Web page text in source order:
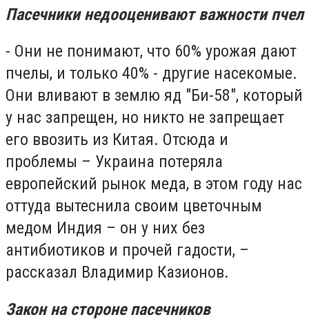
Пасечники недооценивают важности пчел
- Они не понимают, что 60% урожая дают
пчелы, и только 40% - другие насекомые.
Они вливают в землю яд "Би-58", который
у нас запрещен, но никто не запрещает
его ввозить из Китая. Отсюда и
проблемы – Украина потеряла
европейский рынок меда, в этом году нас
оттуда вытеснила своим цветочным
медом Индия – он у них без
антибиотиков и прочей гадости, –
рассказал Владимир Казионов.
Закон на стороне пасечников